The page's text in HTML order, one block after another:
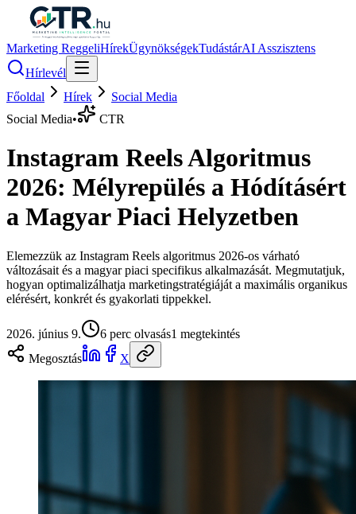
Marketing ReggeliHírekÜgynökségekTudástárAI Asszisztens
Hírlevél
Főoldal
Hírek
Social Media
Social Media• CTR
Instagram Reels Algoritmus
2026: Mélyrepülés a Hódításért
a Magyar Piaci Helyzetben
Elemezzük az Instagram Reels algoritmus 2026-os várható
változásait és a magyar piaci specifikus alkalmazását. Megmutatjuk,
hogyan optimalizálhatja marketingstratégiáját a maximális organikus
elérésért, konkrét és gyakorlati tippekkel.
2026. június 9. 6 perc olvasás1 megtekintés
Megosztás
X